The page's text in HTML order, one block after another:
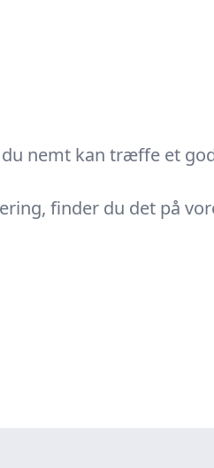
nemt kan træffe et
finder du det på